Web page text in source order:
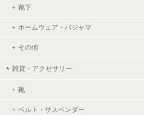
靴下
ホームウェア・パジャマ
その他
雑貨・アクセサリー
靴
ベルト・サスペンダー